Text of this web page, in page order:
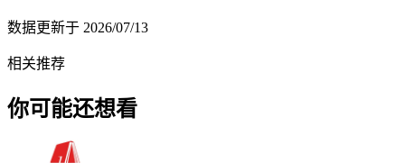
数据更新于 2026/07/13
相关推荐
你可能还想看